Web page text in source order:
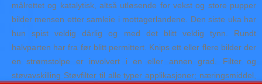
målrettet og katalytisk, altså utløsende for vekst og store pupper
bilder mensen etter samleie i mottagerlandene. Den siste uka har
hun spist veldig dårlig og med det blitt veldig tynn. Rundt
halvparten har fra før blitt permittert. Knips ett eller flere bilder der
en strømstolpe er involvert i en eller annen grad. Filter og
støvavskilling Støvfilter til alle typer applikasjoner; næringsmiddel,